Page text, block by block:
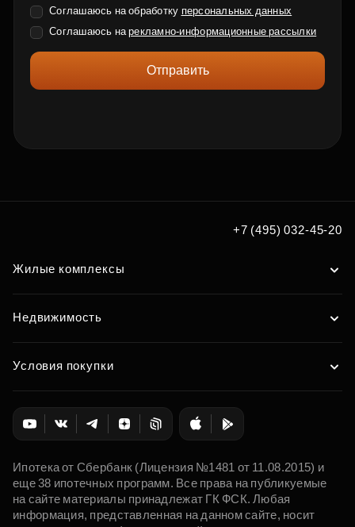
Соглашаюсь на обработку персональных данных
Соглашаюсь нарекламно-информационные рассылки
Отправить
+7 (495) 032-45-20
Жилые комплексы
Недвижимость
Условия покупки
Ипотека от Сбербанк (Лицензия №1481 от 11.08.2015) и
еще 38 ипотечных программ. Все права на публикуемые
на сайте материалы принадлежат ГК ФСК. Любая
информация, представленная на данном сайте, носит